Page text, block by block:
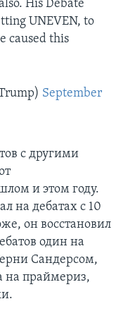
His Debate
UNEVEN, to
caused this
September
с другими
и этом году.
на дебатах с 10
он восстановил
один на
Сандерсом,
на праймериз,